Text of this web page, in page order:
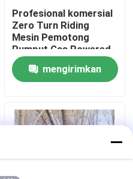
Profesional komersial
Zero Turn Riding
Mesin Pemotong
Rumput Gas Powered
42 Inch ZTR Mesin
Pemotongmengirimkan